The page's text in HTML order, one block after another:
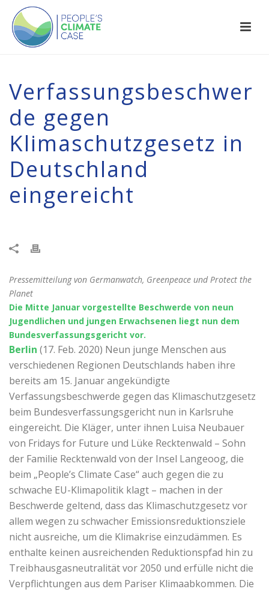
Verfassungsbeschwer
de gegen
Klimaschutzgesetz in
Deutschland
eingereicht
Pressemitteilung von Germanwatch, Greenpeace und Protect the
Planet
Die Mitte Januar vorgestellte Beschwerde von neun
Jugendlichen und jungen Erwachsenen liegt nun dem
Bundesverfassungsgericht vor.
Berlin (17. Feb. 2020) Neun junge Menschen aus
verschiedenen Regionen Deutschlands haben ihre
bereits am 15. Januar angekündigte
Verfassungsbeschwerde gegen das Klimaschutzgesetz
beim Bundesverfassungsgericht nun in Karlsruhe
eingereicht. Die Kläger, unter ihnen Luisa Neubauer
von Fridays for Future und Lüke Recktenwald – Sohn
der Familie Recktenwald von der Insel Langeoog, die
beim „People’s Climate Case“ auch gegen die zu
schwache EU-Klimapolitik klagt – machen in der
Beschwerde geltend, dass das Klimaschutzgesetz vor
allem wegen zu schwacher Emissionsreduktionsziele
nicht ausreiche, um die Klimakrise einzudämmen. Es
enthalte keinen ausreichenden Reduktionspfad hin zu
Treibhausgasneutralität vor 2050 und erfülle nicht die
Verpflichtungen aus dem Pariser Klimaabkommen. Die